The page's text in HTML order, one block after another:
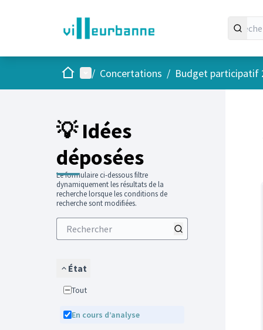
AccueilMenu principal
/ Concertations / Budget participatif
💡 Idées
déposées
Le formulaire ci-dessous filtre
dynamiquement les résultats de la
recherche lorsque les conditions de
recherche sont modifiées.
État
Tout
En cours d’analyse